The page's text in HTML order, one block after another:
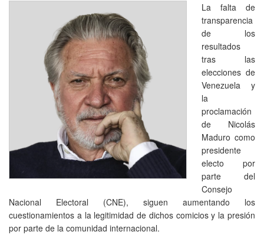
La falta de
transparencia
de los
resultados
tras las
elecciones de
Venezuela y
la
proclamación
de Nicolás
Maduro como
presidente
electo por
parte del
Consejo
Nacional Electoral (CNE), siguen aumentando los
cuestionamientos a la legitimidad de dichos comicios y la presión
por parte de la comunidad internacional.